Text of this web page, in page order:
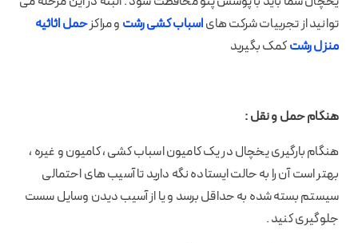
توانید از تجربیات شرکت هایاسباب کشی رشت و مراکزحمل اثاثیه
منزل رشتکمک بگیرید
هنگام حمل و نقل :
هنگام بارگیری یخچال در یک کامیون اسباب کشی ، کامیون و غیره ،
بهتر است آن را به حالت ایستاده نگه دارید تا آسیب های احتمالی
سیستم بسته شده به حداقل برسد و یا از آسیب دیدن وسایل سست
جلوگیری کنید .